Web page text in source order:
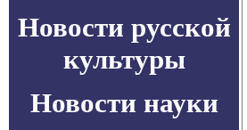
Новости русской
культуры
Новости науки